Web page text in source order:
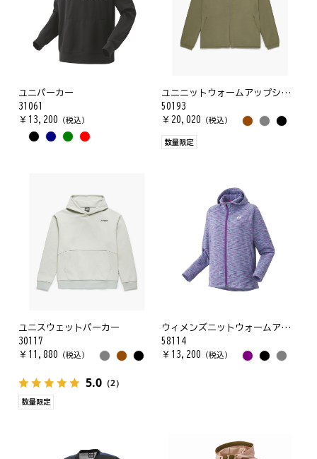
ユニパーカー
31061
￥ 13,200 （税込）
ユニニットウォームアップシャツ
50193
￥ 20,020 （税込）
数量限定
ユニスウェットパーカー
30117
￥ 11,880 （税込）
5.0 （2）
数量限定
ウィメンズニットウォームアップパーカー
58114
￥ 13,200 （税込）